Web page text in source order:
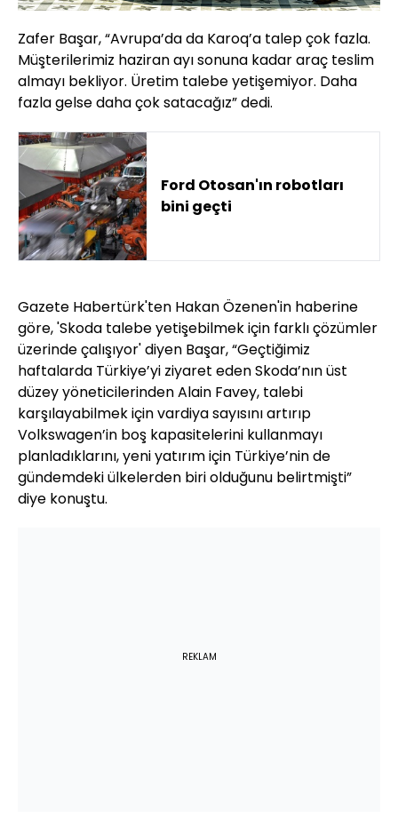
Zafer Başar, “Avrupa’da da Karoq’a talep çok fazla.
Müşterilerimiz haziran ayı sonuna kadar araç teslim
almayı bekliyor. Üretim talebe yetişemiyor. Daha
fazla gelse daha çok satacağız” dedi.
Ford Otosan'ın robotları
bini geçti
Gazete Habertürk'ten Hakan Özenen'in haberine
göre, 'Skoda talebe yetişebilmek için farklı çözümler
üzerinde çalışıyor' diyen Başar, “Geçtiğimiz
haftalarda Türkiye’yi ziyaret eden Skoda’nın üst
düzey yöneticilerinden Alain Favey, talebi
karşılayabilmek için vardiya sayısını artırıp
Volkswagen’in boş kapasitelerini kullanmayı
planladıklarını, yeni yatırım için Türkiye’nin de
gündemdeki ülkelerden biri olduğunu belirtmişti”
diye konuştu.
REKLAM